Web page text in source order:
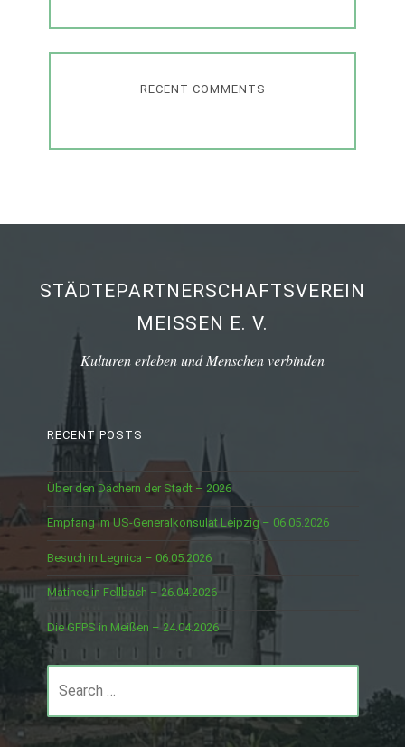
RECENT COMMENTS
STÄDTEPARTNERSCHAFTSVEREIN
MEISSEN E. V.
Kulturen erleben und Menschen verbinden
RECENT POSTS
Über den Dächern der Stadt – 2026
Empfang im US-Generalkonsulat Leipzig – 06.05.2026
Besuch in Legnica – 06.05.2026
Matinee in Fellbach – 26.04.2026
Die GFPS in Meißen – 24.04.2026
for: